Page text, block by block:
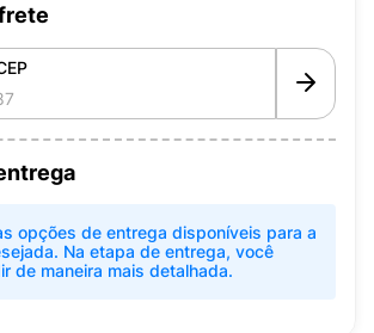
opções de entrega disponíveis para a
Na etapa de entrega, você
de maneira mais detalhada.